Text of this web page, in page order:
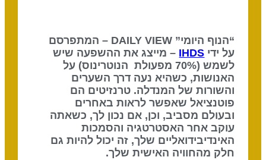
“הנוף היומי” DAILY VIEW – המתפרסם
על ידיIHDS – מייצג את ההשפעה שיש
לשמש (70% מפעולת הנוטרינוס) על
האנושות, כשהיא נעה דרך השערים
והשורות של המנדלה. טרנזיטים הם
פוטנציאל שאפשר לראות באחרים
ובעולם מסביב, וכן, אם נכון לך, כשאתה
עוקב אחר האסטרטגיה והסמכות
האינדיבידואליים שלך, זה יכול להיות גם
חלק מהחוויה האישית שלך.